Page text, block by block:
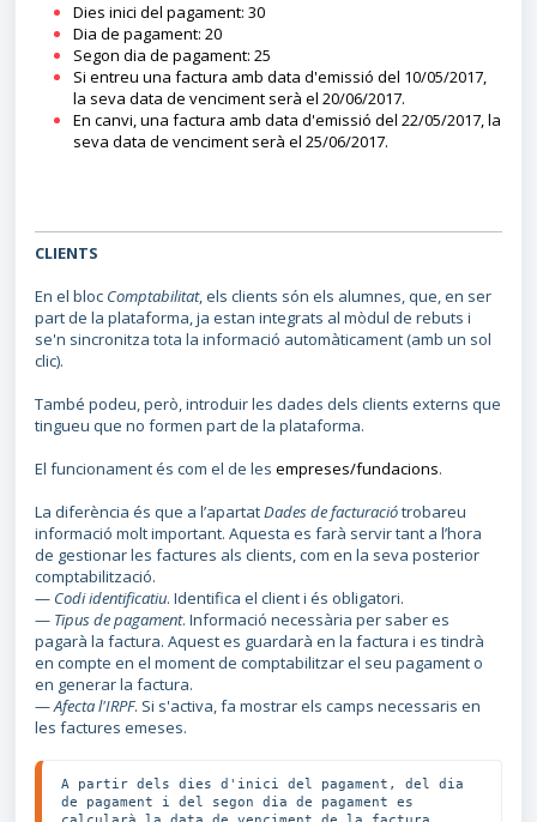
Dies inici del pagament: 30
Dia de pagament: 20
Segon dia de pagament: 25
Si entreu una factura amb data d'emissió del 10/05/2017,
la seva data de venciment serà el 20/06/2017.
En canvi, una factura amb data d'emissió del 22/05/2017, la
seva data de venciment serà el 25/06/2017.
CLIENTS
En el bloc Comptabilitat, els clients són els alumnes, que, en ser
part de la plataforma, ja estan integrats al mòdul de rebuts i
se'n sincronitza tota la informació automàticament (amb un sol
clic).
També podeu, però, introduir les dades dels clients externs que
tingueu que no formen part de la plataforma.
El funcionament és com el de les empreses/fundacions.
La diferència és que a l’apartatDades de facturaciótrobareu
informació molt important. Aquesta es farà servir tant a l’hora
de gestionar les factures als clients, com en la seva posterior
comptabilització.
— Codi identificatiu. Identifica el client i és obligatori.
— Tipus de pagament. Informació necessària per saber es
pagarà la factura. Aquest es guardarà en la factura i es tindrà
en compte en el moment de comptabilitzar el seu pagament o
en generar la factura.
—Afecta l'IRPF. Si s'activa, fa mostrar els camps necessaris en
les factures emeses.
A partir dels dies d'inici del pagament, del dia
de pagament i del segon dia de pagament es